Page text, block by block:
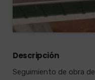
Descripción
Seguimiento de obra